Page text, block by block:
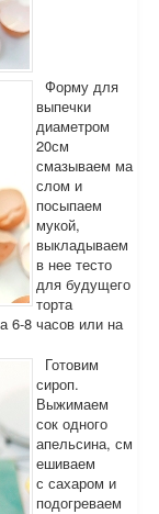
Форму для
выпечки
диаметром
20см
смазываем ма
слом и
посыпаем
мукой,
выкладываем
в нее тесто
для будущего
торта
6-8 часов или на
Готовим
сироп.
Выжимаем
сок одного
апельсина, см
ешиваем
с сахаром и
подогреваем